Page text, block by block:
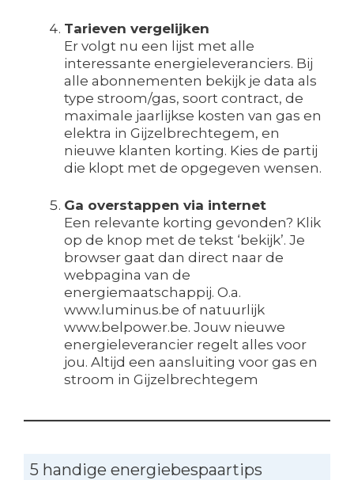
Tarieven vergelijken
Er volgt nu een lijst met alle
interessante energieleveranciers. Bij
alle abonnementen bekijk je data als
type stroom/gas, soort contract, de
maximale jaarlijkse kosten van gas en
elektra in Gijzelbrechtegem, en
nieuwe klanten korting. Kies de partij
die klopt met de opgegeven wensen.
Ga overstappen via internet
Een relevante korting gevonden? Klik
op de knop met de tekst ‘bekijk’. Je
browser gaat dan direct naar de
webpagina van de
energiemaatschappij. O.a.
www.luminus.be of natuurlijk
www.belpower.be. Jouw nieuwe
energieleverancier regelt alles voor
jou. Altijd een aansluiting voor gas en
stroom in Gijzelbrechtegem
5 handige energiebespaartips